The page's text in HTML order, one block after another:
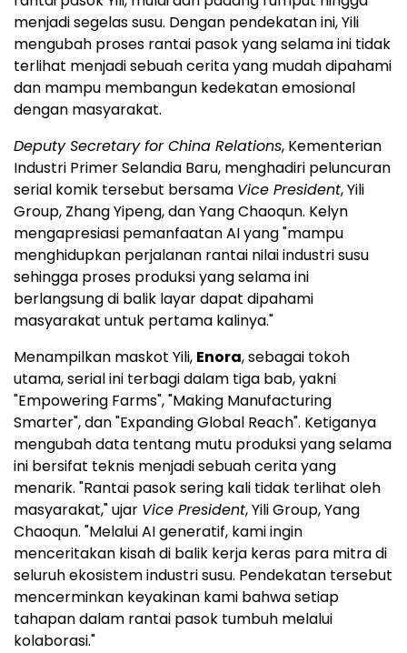
menjadi segelas susu. Dengan pendekatan ini, Yili
mengubah proses rantai pasok yang selama ini tidak
terlihat menjadi sebuah cerita yang mudah dipahami
dan mampu membangun kedekatan emosional
dengan masyarakat.
Deputy Secretary for China Relations, Kementerian
Industri Primer Selandia Baru, menghadiri peluncuran
serial komik tersebut bersama Vice President, Yili
Group, Zhang Yipeng, dan Yang Chaoqun. Kelyn
mengapresiasi pemanfaatan AI yang "mampu
menghidupkan perjalanan rantai nilai industri susu
sehingga proses produksi yang selama ini
berlangsung di balik layar dapat dipahami
masyarakat untuk pertama kalinya."
Menampilkan maskot Yili, Enora, sebagai tokoh
utama, serial ini terbagi dalam tiga bab, yakni
"Empowering Farms", "Making Manufacturing
Smarter", dan "Expanding Global Reach". Ketiganya
mengubah data tentang mutu produksi yang selama
ini bersifat teknis menjadi sebuah cerita yang
menarik. "Rantai pasok sering kali tidak terlihat oleh
masyarakat," ujar Vice President, Yili Group, Yang
Chaoqun. "Melalui AI generatif, kami ingin
menceritakan kisah di balik kerja keras para mitra di
seluruh ekosistem industri susu. Pendekatan tersebut
mencerminkan keyakinan kami bahwa setiap
tahapan dalam rantai pasok tumbuh melalui
kolaborasi."